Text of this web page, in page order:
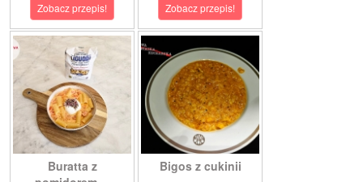
Zobacz przepis! Zobacz przepis!
Buratta z
Bigos z cukinii